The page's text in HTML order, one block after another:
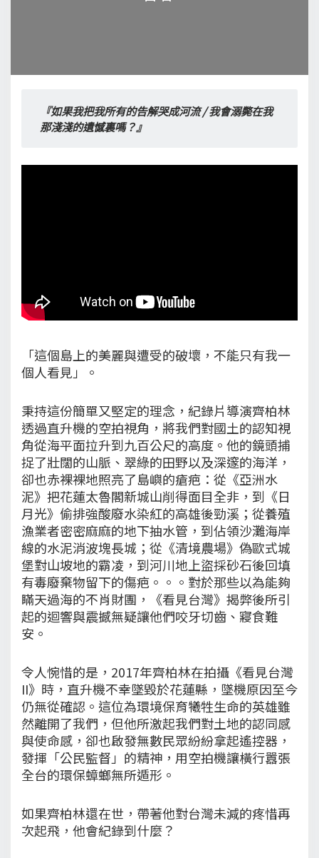
『如果我把我所有的告解哭成河流 / 我會溺斃在我
那淺淺的遺憾裏嗎？』
「這個島上的美麗與遭受的破壞，不能只有我一
個人看見」。
秉持這份簡單又堅定的理念，紀錄片導演齊柏林
透過直升機的空拍視角，將我們對國土的認知視
角從海平面拉升到九百公尺的高度。他的鏡頭捕
捉了壯闊的山脈、翠綠的田野以及深邃的海洋，
卻也赤裸裸地照亮了島嶼的瘡疤：從《亞洲水
泥》把花蓮太魯閣新城山削得面目全非，到《日
月光》偷排強酸廢水染紅的高雄後勁溪；從養殖
漁業者密密麻麻的地下抽水管，到佔領沙灘海岸
線的水泥消波塊長城；從《清境農場》偽歐式城
堡對山坡地的霸凌，到河川地上盜採砂石後回填
有毒廢棄物留下的傷疤。。。對於那些以為能夠
瞞天過海的不肖財團，《看見台灣》揭弊後所引
起的迴響與震撼無疑讓他們咬牙切齒、寢食難
安。
令人惋惜的是，2017年齊柏林在拍攝《看見台灣
II》時，直升機不幸墜毀於花蓮縣，墜機原因至今
仍無從確認。這位為環境保育犧牲生命的英雄雖
然離開了我們，但他所激起我們對土地的認同感
與使命感，卻也啟發無數民眾紛紛拿起遙控器，
發揮「公民監督」的精神，用空拍機讓橫行囂張
全台的環保蟑螂無所遁形。
如果齊柏林還在世，帶著他對台灣未減的疼惜再
次起飛，他會紀錄到什麼？